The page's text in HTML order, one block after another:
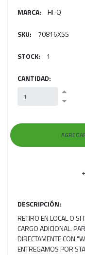
MARCA: HI-Q
SKU: 70816XSS
STOCK: 1
CANTIDAD:
DESCRIPCIÓN:
RETIRO EN LOCAL O SI
CARGO ADICIONAL.
DIRECTAMENTE CON
ENTREGAMOS POR